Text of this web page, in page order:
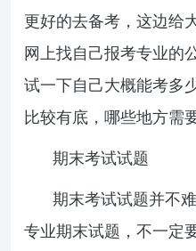
更好的去备考，这边给
网上找自己报考专业的
试一下自己大概能考多
比较有底，哪些地方需
期末考试试题
期末考试试题并不
专业期末试题，不一定